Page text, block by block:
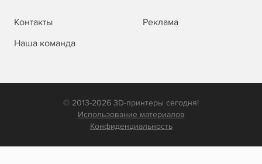
Контакты
Реклама
Наша команда
© 2013-2026 3D-принтеры сегодня!
Использование материалов
Конфиденциальность